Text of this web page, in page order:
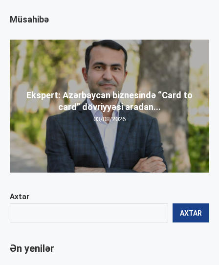
Axtar
AXTAR
Ən yenilər
Müsahibə
Ekspert: Azərbaycan biznesində “Card to
card” dövriyyəsi aradan...
03/08/2026